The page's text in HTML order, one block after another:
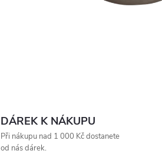
DÁREK K NÁKUPU
Při nákupu nad 1 000 Kč dostanete
od nás dárek.